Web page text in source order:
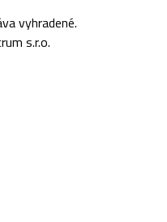
vyhradené.
s.r.o.